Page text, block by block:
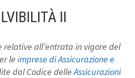
II
relative all’entrata in vigore del
le imprese di Assicurazione e
dal Codice delleAssicurazioni